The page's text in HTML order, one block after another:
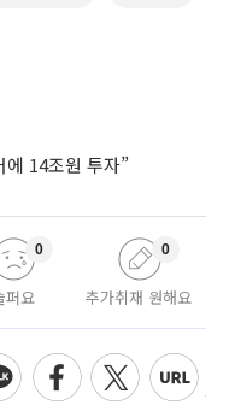
에 14조원 투자”
퍼요
0
추가취재 원해요
0